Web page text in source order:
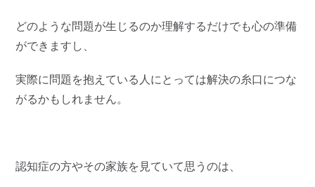
どのような問題が生じるのか理解するだけでも心の準備
ができますし、
実際に問題を抱えている人にとっては解決の糸口につな
がるかもしれません。
認知症の方やその家族を見ていて思うのは、